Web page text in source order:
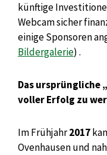
künftige
Webcam sicher
einige Sponsoren
Bildergalerie) .
Das ursprüngliche
voller Erfolg zu
Im Frühjahr2017
Ovenhausen und